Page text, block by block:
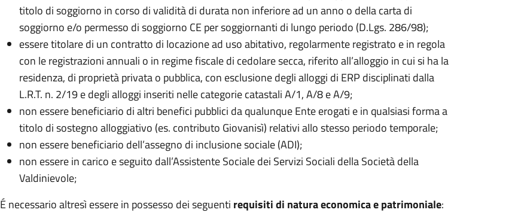
titolo di soggiorno in corso di validità di durata non inferiore ad un anno o della carta di
soggiorno e/o permesso di soggiorno CE per soggiornanti di lungo periodo (D.Lgs. 286/98);
essere titolare di un contratto di locazione ad uso abitativo, regolarmente registrato e in regola
con le registrazioni annuali o in regime fiscale di cedolare secca, riferito all’alloggio in cui si ha la
residenza, di proprietà privata o pubblica, con esclusione degli alloggi di ERP disciplinati dalla
L.R.T. n. 2/19 e degli alloggi inseriti nelle categorie catastali A/1, A/8 e A/9;
non essere beneficiario di altri benefici pubblici da qualunque Ente erogati e in qualsiasi forma a
titolo di sostegno alloggiativo (es. contributo Giovanisì) relativi allo stesso periodo temporale;
non essere beneficiario dell’assegno di inclusione sociale (ADI);
non essere in carico e seguito dall’Assistente Sociale dei Servizi Sociali della Società della
Valdinievole;
É necessario altresì essere in possesso dei seguenti requisiti di natura economica e patrimoniale: